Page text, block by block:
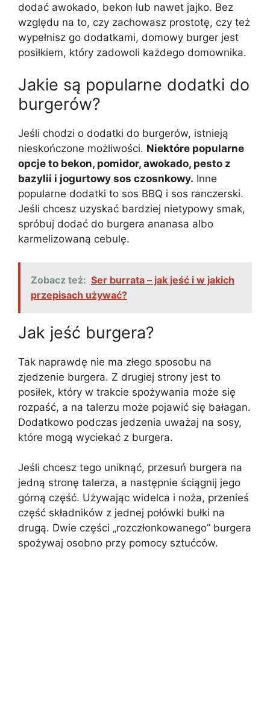
dodać awokado, bekon lub nawet jajko. Bez
względu na to, czy zachowasz prostotę, czy też
wypełnisz go dodatkami, domowy burger jest
posiłkiem, który zadowoli każdego domownika.
Jakie są popularne dodatki do
burgerów?
Jeśli chodzi o dodatki do burgerów, istnieją
nieskończone możliwości. Niektóre popularne
opcje to bekon, pomidor, awokado, pesto z
bazylii i jogurtowy sos czosnkowy. Inne
popularne dodatki to sos BBQ i sos ranczerski.
Jeśli chcesz uzyskać bardziej nietypowy smak,
spróbuj dodać do burgera ananasa albo
karmelizowaną cebulę.
Zobacz też: Ser burrata – jak jeść i w jakich
przepisach używać?
Jak jeść burgera?
Tak naprawdę nie ma złego sposobu na
zjedzenie burgera. Z drugiej strony jest to
posiłek, który w trakcie spożywania może się
rozpaść, a na talerzu może pojawić się bałagan.
Dodatkowo podczas jedzenia uważaj na sosy,
które mogą wyciekać z burgera.
Jeśli chcesz tego uniknąć, przesuń burgera na
jedną stronę talerza, a następnie ściągnij jego
górną część. Używając widelca i noża, przenieś
część składników z jednej połówki bułki na
drugą. Dwie części „rozczłonkowanego” burgera
spożywaj osobno przy pomocy sztućców.